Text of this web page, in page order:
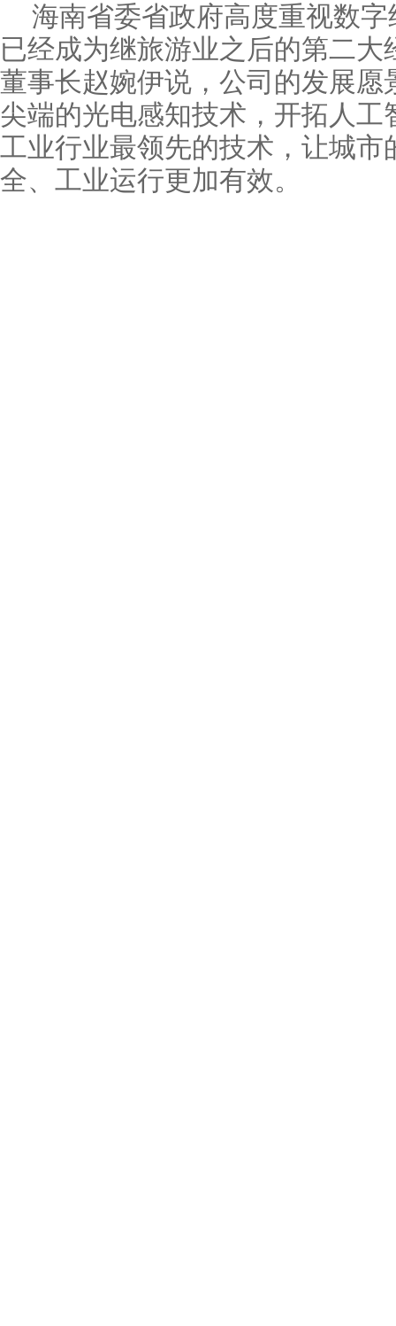
海南省委省政府高度重视数
已经成为继旅游业之后的第二大
董事长赵婉伊说，公司的发展愿
尖端的光电感知技术，开拓人工
工业行业最领先的技术，让城市
全、工业运行更加有效。